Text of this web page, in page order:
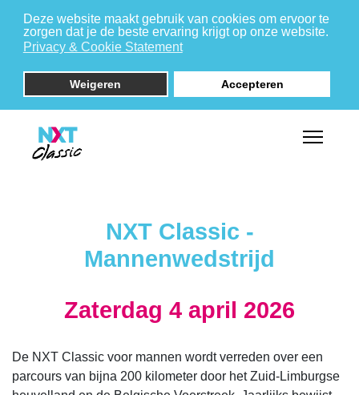
Deze website maakt gebruik van cookies om ervoor te
zorgen dat je de beste ervaring krijgt op onze website.
Privacy & Cookie Statement
Weigeren Accepteren
NXT Classic -
Mannenwedstrijd
Zaterdag 4 april 2026
De NXT Classic voor mannen wordt verreden over een
parcours van bijna 200 kilometer door het Zuid-Limburgse